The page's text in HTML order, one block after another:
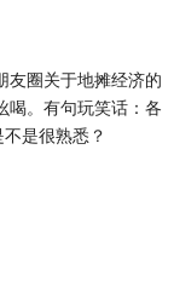
友圈关于地摊经济的
喝。有句玩笑话：各
是很熟悉？